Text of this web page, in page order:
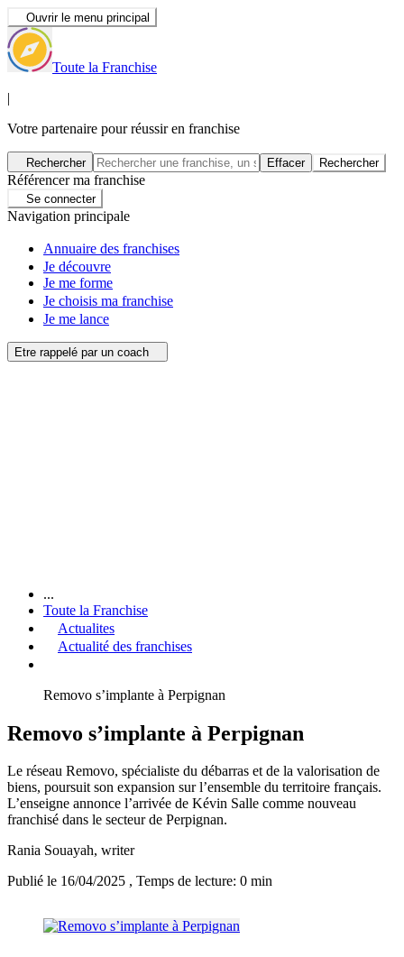
Ouvrir le menu principal
Toute la Franchise
|
Votre partenaire pour réussir en franchise
Rechercher Effacer Rechercher
Référencer ma franchise
Se connecter
Navigation principale
Annuaire des franchises
Je découvre
Je me forme
Je choisis ma franchise
Je me lance
Etre rappelé par un coach
...
Toute la Franchise
Actualites
Actualité des franchises
Removo s’implante à Perpignan
Removo s’implante à Perpignan
Le réseau Removo, spécialiste du débarras et de la valorisation de
biens, poursuit son expansion sur l’ensemble du territoire français.
L’enseigne annonce l’arrivée de Kévin Salle comme nouveau
franchisé dans le secteur de Perpignan.
Rania Souayah, writer
Publié le 16/04/2025 , Temps de lecture: 0 min